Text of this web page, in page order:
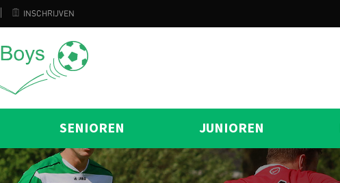
INSCHRIJVEN
SENIOREN JUNIOREN